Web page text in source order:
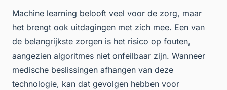
Machine learning belooft veel voor de zorg, maar
het brengt ook uitdagingen met zich mee. Een van
de belangrijkste zorgen is het risico op fouten,
aangezien algoritmes niet onfeilbaar zijn. Wanneer
medische beslissingen afhangen van deze
technologie, kan dat gevolgen hebben voor